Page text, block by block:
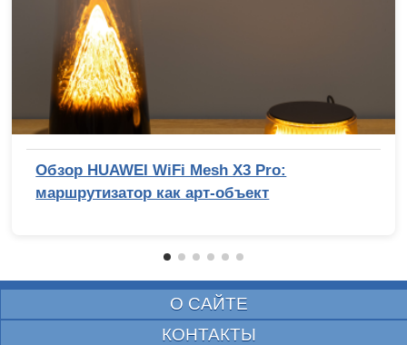
Обзор HUAWEI WiFi Mesh X3 Pro:
маршрутизатор как арт-объект
О САЙТЕ
КОНТАКТЫ